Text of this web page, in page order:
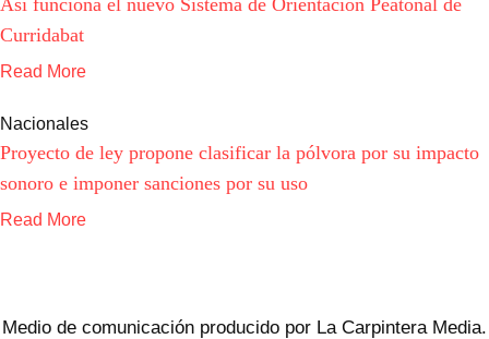
Así funciona el nuevo Sistema de Orientación Peatonal de
Curridabat
Read More
Nacionales
Proyecto de ley propone clasificar la pólvora por su impacto
sonoro e imponer sanciones por su uso
Read More
Medio de comunicación producido por La Carpintera Media.